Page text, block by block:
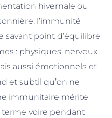
hivernale ou
l’immunité
savant point d’équilibre
: physiques, nerveux,
aussi émotionnels et
et subtil qu’on ne
immunitaire mérite
voire pendant